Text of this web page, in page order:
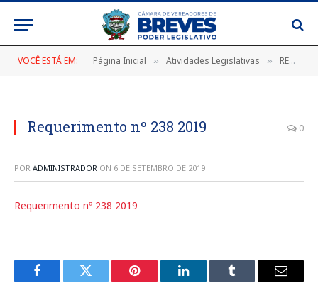
VOCÊ ESTÁ EM: Página Inicial » Atividades Legislativas » REQUERIMENTO Nº 238/2019, DE 23 DE AGOSTO DE 2019
Requerimento nº 238 2019 0
POR ADMINISTRADOR ON 6 DE SETEMBRO DE 2019
Requerimento nº 238 2019
FacebookTwitter Pinterest LinkedInTumblr
E-